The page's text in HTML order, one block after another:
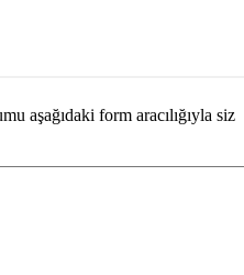
aşağıdaki form aracılığıyla siz